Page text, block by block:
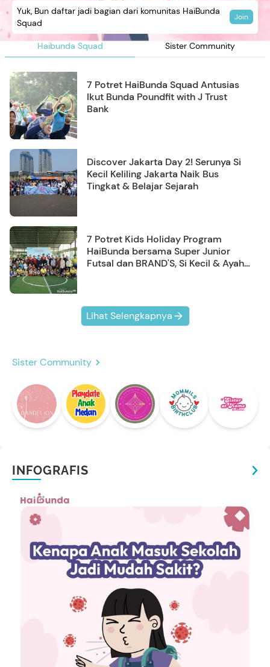
Haibunda Squad Sister Community
Yuk, Bun daftar jadi bagian dari komunitas HaiBunda
Squad
Join
7 Potret HaiBunda Squad Antusias
Ikut Bunda Poundfit with J Trust
Bank
Discover Jakarta Day 2! Serunya Si
Kecil Keliling Jakarta Naik Bus
Tingkat & Belajar Sejarah
7 Potret Kids Holiday Program
HaiBunda bersama Super Junior
Futsal dan BRAND'S, Si Kecil & Ayah
Lihat Selengkapnya
Sister Community
INFOGRAFIS